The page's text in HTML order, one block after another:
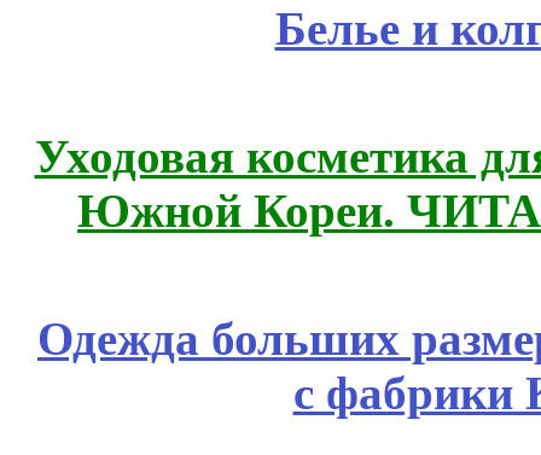
Белье и
Уходовая косметика
Южной Кореи.
Одежда больших
с фабрики